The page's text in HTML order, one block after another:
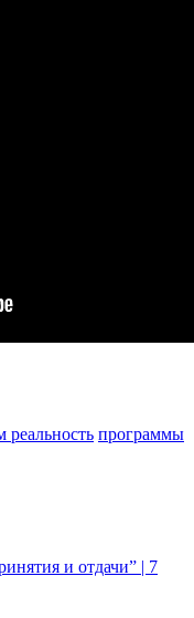
реальность программы
и отдачи” | 7